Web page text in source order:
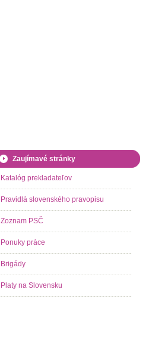
Zaujímavé stránky
Katalóg prekladateľov
Pravidlá slovenského pravopisu
Zoznam PSČ
Ponuky práce
Brigády
Platy na Slovensku